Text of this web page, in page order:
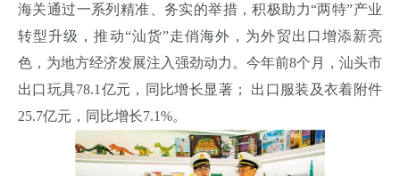
海关通过一系列精准、务实的举措，积极助力“两特”产业
转型升级，推动“汕货”走俏海外，为外贸出口增添新亮
色，为地方经济发展注入强劲动力。今年前8个月，汕头市
出口玩具78.1亿元，同比增长显著； 出口服装及衣着附件
25.7亿元，同比增长7.1%。